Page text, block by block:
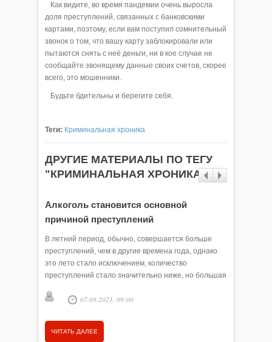
Как видите, во время пандемии очень выросла
доля преступлений, связанных с банковскими
картами, поэтому, если вам поступил сомнительный
звонок о том, что вашу карту заблокировали или
пытаются снять с неё деньги, ни в кое случае не
сообщайте звонящему данные своих счетов, скорее
всего, это мошенники.
Будьте бдительны и берегите себя.
Теги: Криминальная хроника
ДРУГИЕ МАТЕРИАЛЫ ПО ТЕГУ
"КРИМИНАЛЬНАЯ ХРОНИКА"
Алкоголь становится основной
причиной преступлений
В летний период, обычно, совершается больше
преступлений, чем в другие времена года, однако
это лето стало исключением, количество
преступлений стало значительно ниже, но большая
опьянения.07.09.2021, 09:00
ЧИТАТЬ ДАЛЕЕ